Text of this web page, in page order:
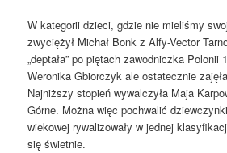
W kategorii dzieci, gdzie nie mieliśmy
zwyciężył Michał Bonk z Alfy-Vector
„deptała” po piętach zawodniczka Polonii
Weronika Gbiorczyk ale ostatecznie
Najniższy stopień wywalczyła Maja
Górne. Można więc pochwalić
wiekowej rywalizowały w jednej
się świetnie.